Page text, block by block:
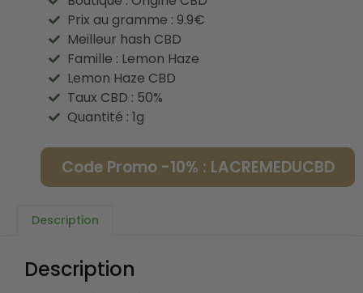
Prix au gramme : 9.9€
Meilleur hash CBD
Famille : Lemon Haze
Lemon Haze CBD
Taux CBD : 50%
Quantité : 1g
Code Promo -10% : LACREMEDUCBD
Description
Description